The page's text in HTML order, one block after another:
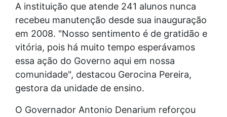
A instituição que atende 241 alunos nunca
recebeu manutenção desde sua inauguração
em 2008. "Nosso sentimento é de gratidão e
vitória, pois há muito tempo esperávamos
essa ação do Governo aqui em nossa
comunidade", destacou Gerocina Pereira,
gestora da unidade de ensino.
O Governador Antonio Denarium reforçou